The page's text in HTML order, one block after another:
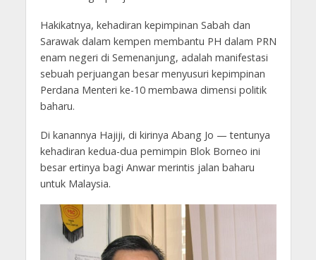
Hakikatnya, kehadiran kepimpinan Sabah dan
Sarawak dalam kempen membantu PH dalam PRN
enam negeri di Semenanjung, adalah manifestasi
sebuah perjuangan besar menyusuri kepimpinan
Perdana Menteri ke-10 membawa dimensi politik
baharu.
Di kanannya Hajiji, di kirinya Abang Jo — tentunya
kehadiran kedua-dua pemimpin Blok Borneo ini
besar ertinya bagi Anwar merintis jalan baharu
untuk Malaysia.